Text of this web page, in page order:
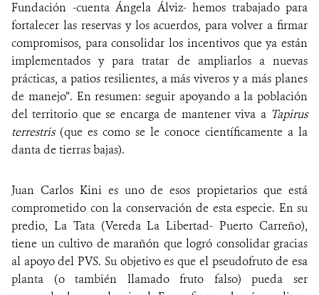
Fundación -cuenta Ángela Álviz- hemos trabajado para
fortalecer las reservas y los acuerdos, para volver a firmar
compromisos, para consolidar los incentivos que ya están
implementados y para tratar de ampliarlos a nuevas
prácticas, a patios resilientes, a más viveros y a más planes
de manejo”. En resumen: seguir apoyando a la población
del territorio que se encarga de mantener viva a Tapirus
terrestris(que es como se le conoce científicamente a la
danta de tierras bajas).
Juan Carlos Kini es uno de esos propietarios que está
comprometido con la conservación de esta especie. En su
predio, La Tata (Vereda La Libertad- Puerto Carreño),
tiene un cultivo de marañón que logró consolidar gracias
al apoyo del PVS. Su objetivo es que el pseudofruto de esa
planta (o también llamado fruto falso) pueda ser